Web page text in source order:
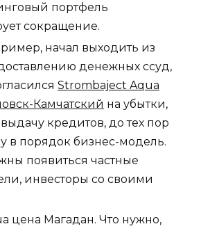
портфель
сокращение.
начал выходить из
денежных ссуд,
Strombaject Aqua
Камчатский на убытки,
кредитов, до тех пор
в порядок бизнес-модель.
появиться частные
инвесторы со своими
цена Магадан. Что нужно,